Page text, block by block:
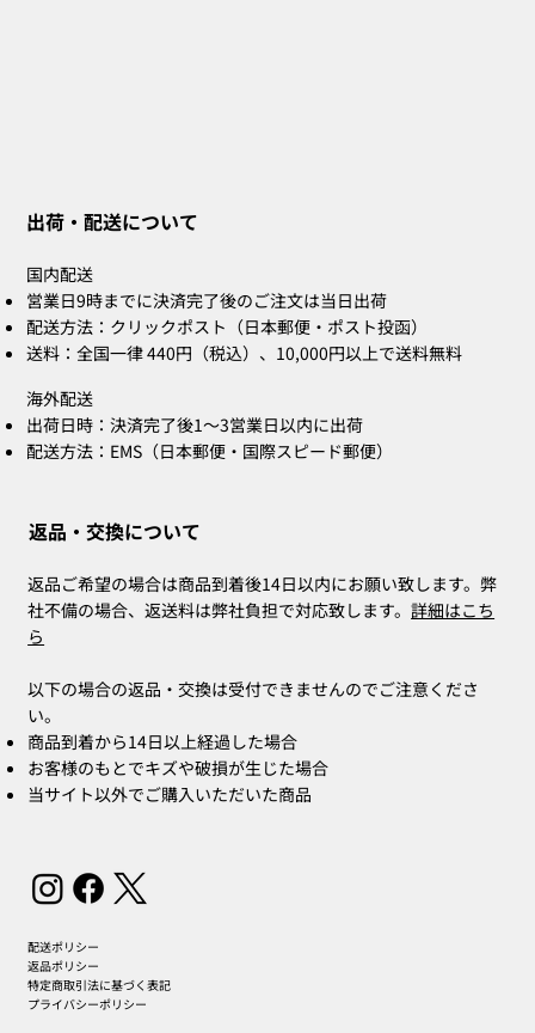
配送ポリシー
返品ポリシー
プライバシーポリシー
特定商取引法に基づく表記
出荷・配送について
国内配送
営業日9時までに決済完了後のご注文は当日出荷
配送方法：クリックポスト（日本郵便・ポスト投函）
送料：全国一律 440円（税込）、10,000円以上で送料無料
海外配送
出荷日時：決済完了後1〜3営業日以内に出荷
配送方法：EMS（日本郵便・国際スピード郵便）
返品・交換について
返品ご希望の場合は商品到着後14日以内にお願い致します。弊
社不備の場合、返送料は弊社負担で対応致します。詳細はこち
ら
以下の場合の返品・交換は受付できませんのでご注意くださ
い。
商品到着から14日以上経過した場合
お客様のもとでキズや破損が生じた場合
当サイト以外でご購入いただいた商品